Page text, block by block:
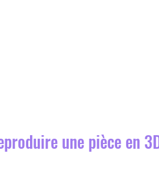
une pièce en